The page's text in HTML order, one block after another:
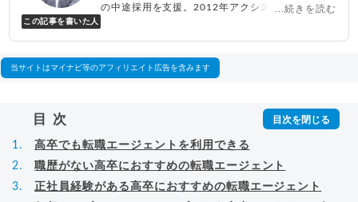
この記事を書いた人
の中途採用を支援。2012年アクシス(株)設立、代
べらない転職エージェント
...続きを読む
当サイトはマイナビ等のアフィリエイト広告を含みます
目次
高卒でも転職エージェントを利用できる
職歴がない高卒におすすめの転職エージェント
正社員経験がある高卒におすすめの転職エージェント